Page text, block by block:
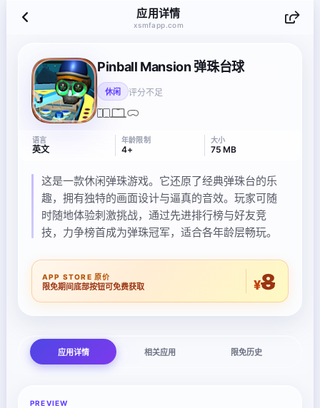
应用详情
xsmfapp.com
Pinball Mansion 弹珠台球
休闲 评分不足
语言
英文
年龄限制
4+
大小
75 MB
这是一款休闲弹珠游戏。它还原了经典弹珠台的乐
趣，拥有独特的画面设计与逼真的音效。玩家可随
时随地体验刺激挑战，通过先进排行榜与好友竞
技，力争榜首成为弹珠冠军，适合各年龄层畅玩。
APP STORE 原价
限免期间底部按钮可免费获取 ¥8
应用详情 相关应用 限免历史
PREVIEW